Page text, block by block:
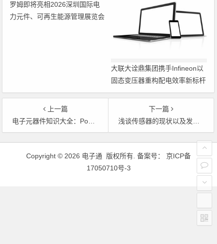
罗姆即将亮相2026深圳国际电
力元件、可再生能源管理展览会
大联大诠鼎集团携手Infineon以
固态变压器重构配电效率新标杆
上一篇
电子元器件知识大全：PowerPCB元件库基础
下一篇
浅谈传感器的现状以及发展趋势
文章导航
Copyright © 2026 电子通 版权所有. 备案号： 京ICP备
17050710号-3